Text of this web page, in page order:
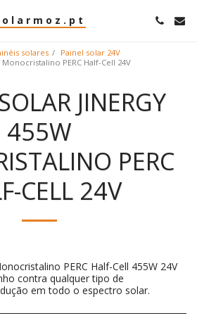
solares
Painel solar 24V
PERC Half-Cell 24V
JINERGY
455W
PERC
CELL 24V
PERC Half-Cell 455W 24V
contra qualquer tipo de
em todo o espectro solar.